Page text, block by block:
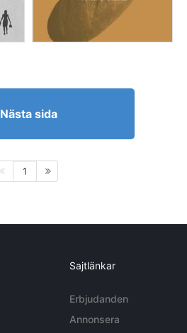
Nästa sida
1
Sajtlänkar
Erbjudanden
Annonsera